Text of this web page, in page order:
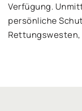
Verfügung.
persönliche
Rettungswesten,